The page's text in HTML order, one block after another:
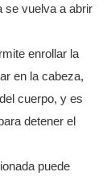
se vuelva a abrir
enrollar la
en la cabeza,
cuerpo, y es
detener el
puede